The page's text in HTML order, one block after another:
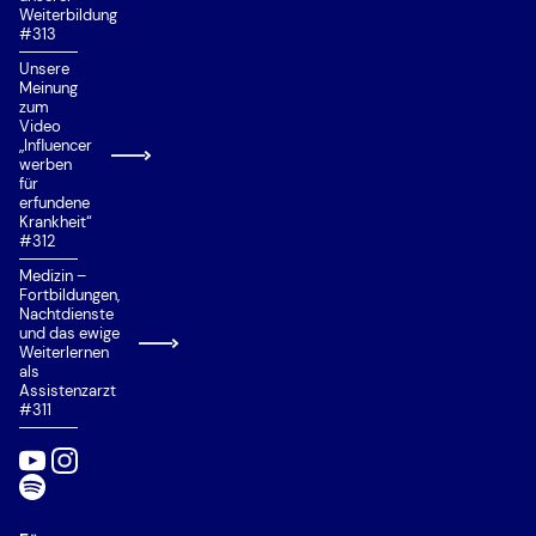
Quereinstieg
Situational Judgement Test (SJT)
Studienplatzklage
Studierfähigkeitstest Münster
Talentquote
Test für Ausländische Studierende (TestAS)
Test für Medizinische Studiengänge (TMS)
Wartezeitquote
Zusätzliche Eignungsquote (ZEQ)
Zweitstudium
Weiterbildung
#313
Unsere
Meinung
zum
Video
„Influencer
werben
für
erfundene
Krankheit“
#312
Medizin –
Fortbildungen,
Nachtdienste
und das ewige
Weiterlernen
als
Assistenzarzt
#311